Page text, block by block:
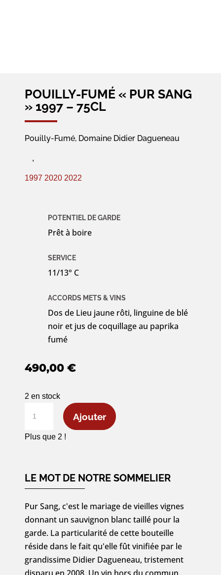
POUILLY-FUMÉ « PUR SANG
» 1997 – 75CL
Pouilly-Fumé, Domaine Didier Dagueneau
,
1997 2020 2022
POTENTIEL DE GARDE
Prêt à boire
SERVICE
11/13° C
ACCORDS METS & VINS
Dos de Lieu jaune rôti, linguine de blé
noir et jus de coquillage au paprika
fumé
490,00 €
2 en stock
Pouilly-
Pur
Sang
»
1997
75cl
Ajouter
Plus que 2 !
LE MOT DE NOTRE SOMMELIER
Pur Sang, c'est le mariage de vieilles vignes
donnant un sauvignon blanc taillé pour la
garde. La particularité de cette bouteille
réside dans le fait qu'elle fût vinifiée par le
grandissime Didier Dagueneau, tristement